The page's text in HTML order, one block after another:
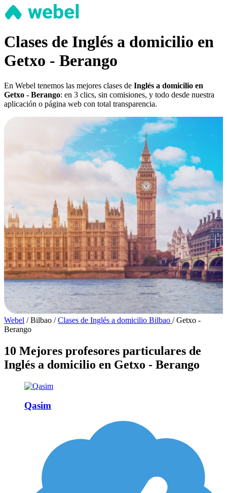
Clases de Inglés a domicilio en
Getxo - Berango
En Webel tenemos las mejores clases de Inglés a domicilio en
Getxo - Berango: en 3 clics, sin comisiones, y todo desde nuestra
aplicación o página web con total transparencia.
Webel / Bilbao / Clases de Inglés a domicilio Bilbao / Getxo -
Berango
10 Mejores profesores particulares de
Inglés a domicilio en Getxo - Berango
Qasim